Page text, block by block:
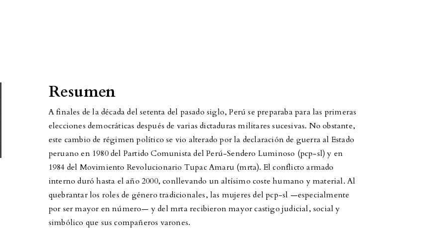
Resumen
A finales de la década del setenta del pasado siglo, Perú se preparaba para las primeras
elecciones democráticas después de varias dictaduras militares sucesivas. No obstante,
este cambio de régimen político se vio alterado por la declaración de guerra al Estado
peruano en 1980 del Partido Comunista del Perú-Sendero Luminoso (pcp-sl) y en
1984 del Movimiento Revolucionario Tupac Amaru (mrta). El conflicto armado
interno duró hasta el año 2000, conllevando un altísimo coste humano y material. Al
quebrantar los roles de género tradicionales, las mujeres del pcp-sl —especialmente
por ser mayor en número— y del mrta recibieron mayor castigo judicial, social y
simbólico que sus compañeros varones.